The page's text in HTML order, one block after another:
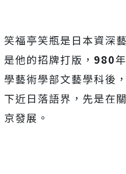
笑福亭笑瓶是日本資深
是他的招牌打版， 980
學藝術學部文藝學科後
下近日落語界，先是在
京發展。